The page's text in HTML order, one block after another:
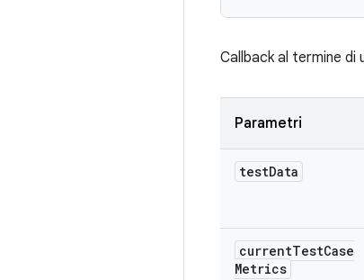
Callback al termine
Parametri
testData
currentTestCase
Metrics